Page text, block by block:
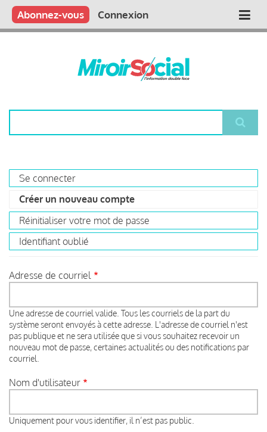
Aller
contenu
Main
Qui sommes nous ?
Vous publiez
Nous publions
Contactez-nous
Abonnez-vous Connexion
Primary
tabs
Se connecter
Créer un nouveau compte
actif)
Réinitialiser votre mot de passe
Identifiant oublié
Adresse de courriel
Une adresse de courriel valide. Tous les courriels de la part du
système seront envoyés à cette adresse. L'adresse de courriel n'est
pas publique et ne sera utilisée que si vous souhaitez recevoir un
nouveau mot de passe, certaines actualités ou des notifications par
courriel.
Nom d'utilisateur
Uniquement pour vous identifier, il n’est pas public.